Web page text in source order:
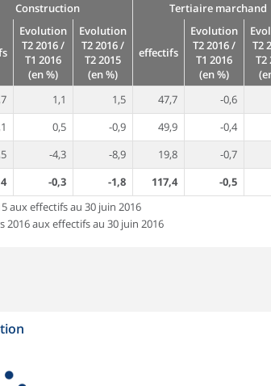
Construction Tertiaire marchand
Evolution
T2 2016 /
T1 2016
(en %)
Evolution
T2 2016 /
T2 2015
(en %)
effectifs
Evolution
T2 2016 /
T1 2016
(en %)
T2
T2
1,1 1,5 47,7 -0,6
0,5 -0,9 49,9 -0,4
-4,3 -8,9 19,8 -0,7
-0,3 -1,8 117,4 -0,5
aux effectifs au 30 juin 2016
aux effectifs au 30 juin 2016